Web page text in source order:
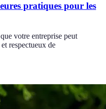
pratiques pour les
votre entreprise peut
respectueux de